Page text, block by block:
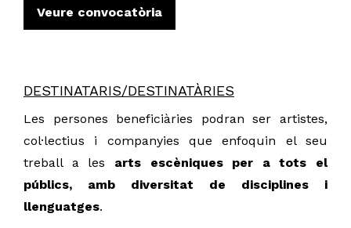
Veure convocatòria
DESTINATARIS/DESTINATÀRIES
Les persones beneficiàries podran ser artistes,
col·lectius i companyies que enfoquin el seu
treball a les arts escèniques per a tots el
públics, amb diversitat de disciplines i
llenguatges.